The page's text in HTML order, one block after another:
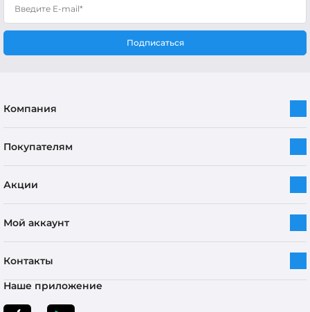
Подписаться
Компания
Покупателям
Акции
Мой аккаунт
Контакты
Наше приложение